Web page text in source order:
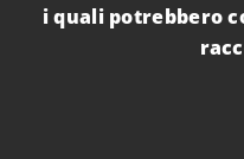
i quali potrebbero